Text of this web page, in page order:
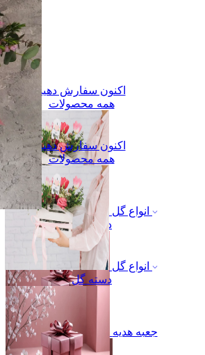
اکنون سفارش دهید
همه محصولات
انواع گل
دسته گل
جعبه هدیه
اکنون سفارش دهید
همه محصولات
انواع گل
دسته گل